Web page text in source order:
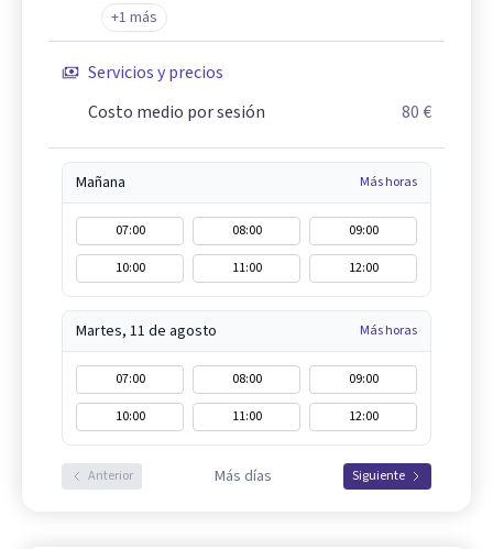
+1 más
Servicios y precios
Costo medio por sesión
80 €
Mañana Más horas
07:00 08:00
09:00
10:00
11:00 12:00
Martes, 11 de agosto Más horas
07:00 08:00
09:00
10:00
11:00 12:00
Anterior Más días Siguiente